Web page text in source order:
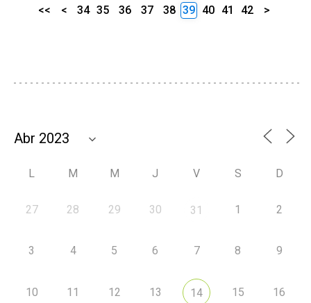
<< < 34 35 36 37 38 39 40 41 42 >
L M M J V S D
27 28 29 30 31 1 2
3 4 5 6 7 8 9
10 11 12 13 14 15 16